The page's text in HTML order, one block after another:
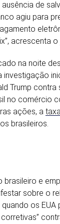
ausência de
agiu para
acrescenta o
na noite
investigação
Trump contra
no comércio
ações, a
brasileiros.
brasileiro e
sobre o
quando os